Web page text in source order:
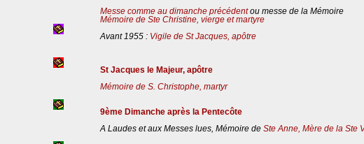
Messe comme au dimanche précédentou messe de la Mémoire
Mémoire de Ste Christine, vierge et martyre
Avant 1955 : Vigile de St Jacques, apôtre
St Jacques le Majeur, apôtre
Mémoire de S. Christophe, martyr
9ème Dimanche après la Pentecôte
A Laudes et aux Messes lues, Mémoire de Ste Anne, Mère de la Ste